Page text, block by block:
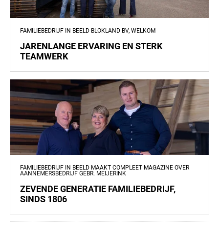
FAMILIEBEDRIJF IN BEELD BLOKLAND BV, WELKOM
JARENLANGE ERVARING EN STERK
TEAMWERK
FAMILIEBEDRIJF IN BEELD MAAKT COMPLEET MAGAZINE OVER
AANNEMERSBEDRIJF GEBR. MEIJERINK
ZEVENDE GENERATIE FAMILIEBEDRIJF,
SINDS 1806